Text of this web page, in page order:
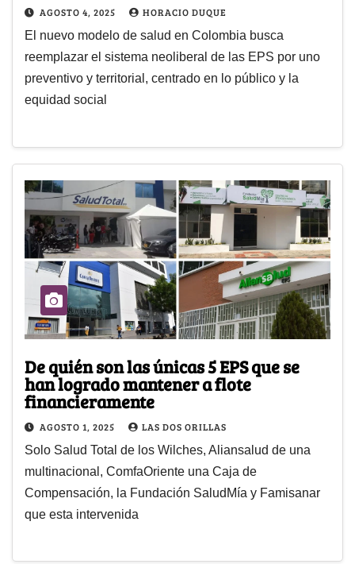
AGOSTO 4, 2025 HORACIO DUQUE
El nuevo modelo de salud en Colombia busca
reemplazar el sistema neoliberal de las EPS por uno
preventivo y territorial, centrado en lo público y la
equidad social
De quién son las únicas 5 EPS que se
han logrado mantener a flote
financieramente
AGOSTO 1, 2025 LAS DOS ORILLAS
Solo Salud Total de los Wilches, Aliansalud de una
multinacional, ComfaOriente una Caja de
Compensación, la Fundación SaludMía y Famisanar
que esta intervenida